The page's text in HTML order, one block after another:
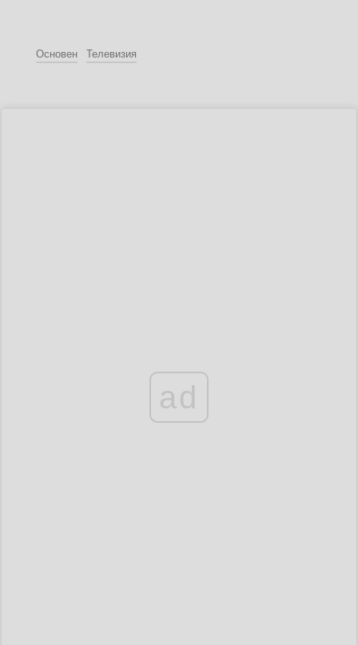
Основен Телевизия
ad